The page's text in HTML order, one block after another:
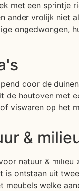
met een sprintje
ander vrolijk niet
ongedwongen,
door de
de houtoven met
viswaren op het
&
natuur &
is ontstaan uit
meubels welke